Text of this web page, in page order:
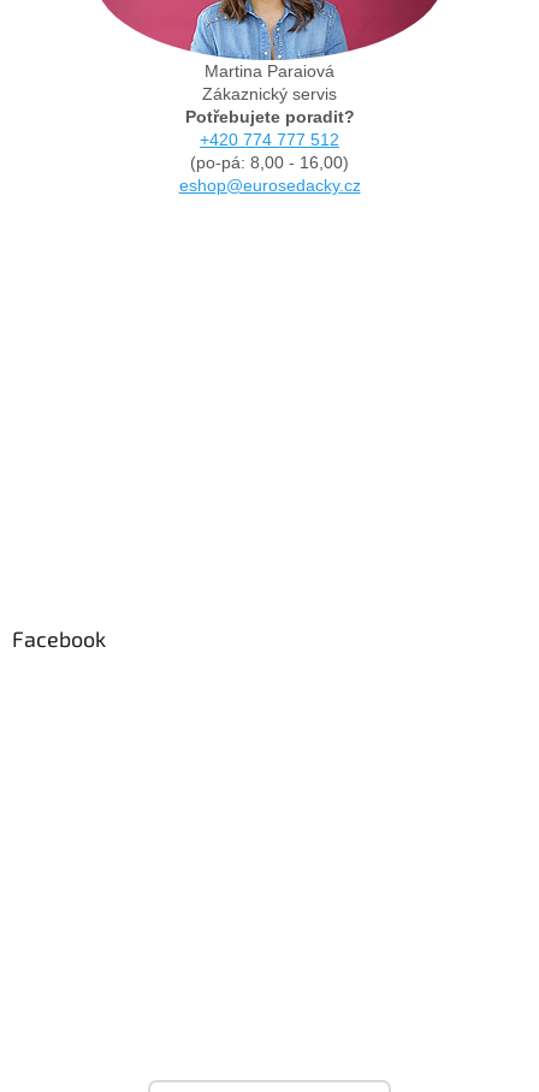
Martina Paraiová
Zákaznický servis
Potřebujete poradit?
+420 774 777 512
(po-pá: 8,00 - 16,00)
eshop@eurosedacky.cz
Facebook